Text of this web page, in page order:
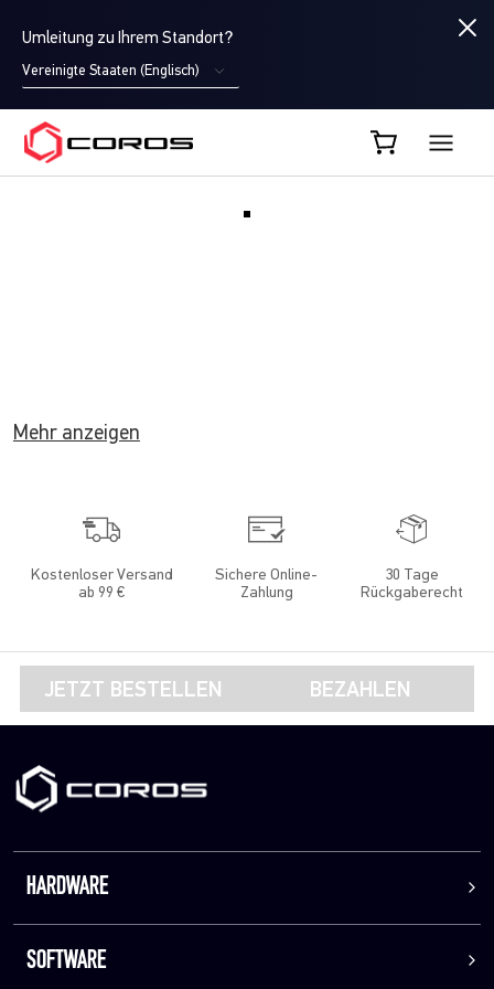
Umleitung zu Ihrem Standort?
Vereinigte Staaten (Englisch)
COROS DE
JETZT BESTELLEN BEZAHLEN
Mehr anzeigen
Kostenloser Versand
ab 99 €
Sichere Online-
Zahlung
30 Tage
Rückgaberecht
HARDWARE
SOFTWARE